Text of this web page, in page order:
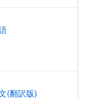
(翻訳版)